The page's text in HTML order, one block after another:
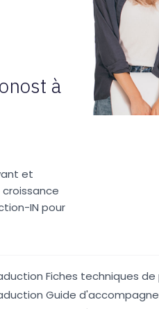
à
et
IN pour
Fiches techniques
Guide